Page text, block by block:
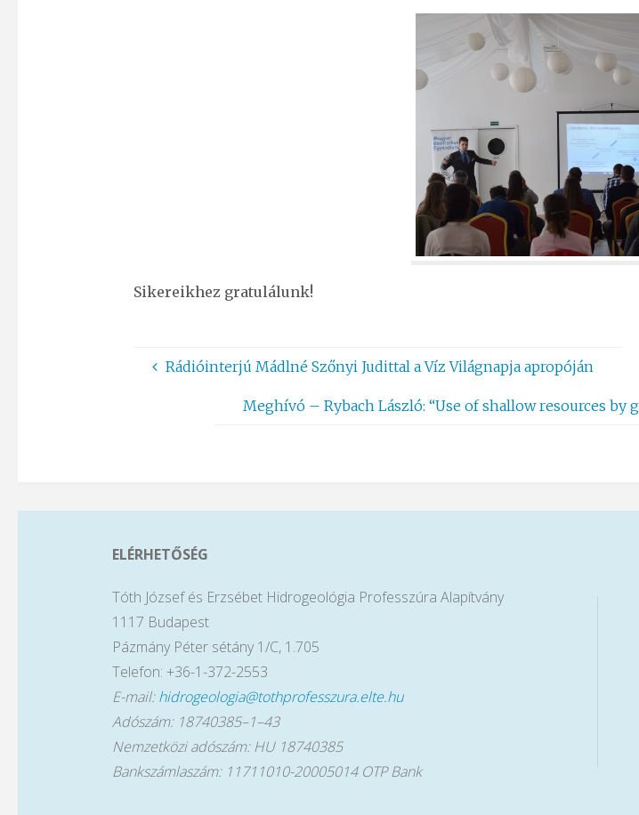
Sikereikhez gratulálunk!
Rádióinterjú Mádlné Szőnyi Judittal a Víz Világnapja apropóján
Meghívó – Rybach László: “Use of shallow resources by
ELÉRHETŐSÉG
Tóth József és Erzsébet Hidrogeológia Professzúra Alapítvány
1117 Budapest
Pázmány Péter sétány 1/C, 1.705
Telefon: +36-1-372-2553
E-mail:hidrogeologia@tothprofesszura.elte.hu
Adószám: 18740385–1–43
Nemzetközi adószám: HU 18740385
Bankszámlaszám: 11711010-20005014 OTP Bank